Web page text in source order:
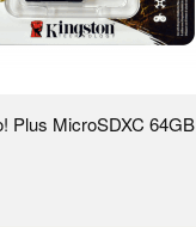
Plus MicroSDXC 64GB